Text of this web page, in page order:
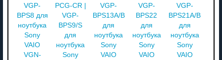
VGP-
BPS8 для
ноутбука
Sony
VAIO
VGN-
PCG-CR |
VGP-
BPS9/S
для
ноутбука
Sony
VGP-
BPS13A/B
для
ноутбука
Sony
VAIO
VGP-
BPS22
для
ноутбука
Sony
VAIO
VGP-
BPS21A/B
для
ноутбука
Sony
VAIO